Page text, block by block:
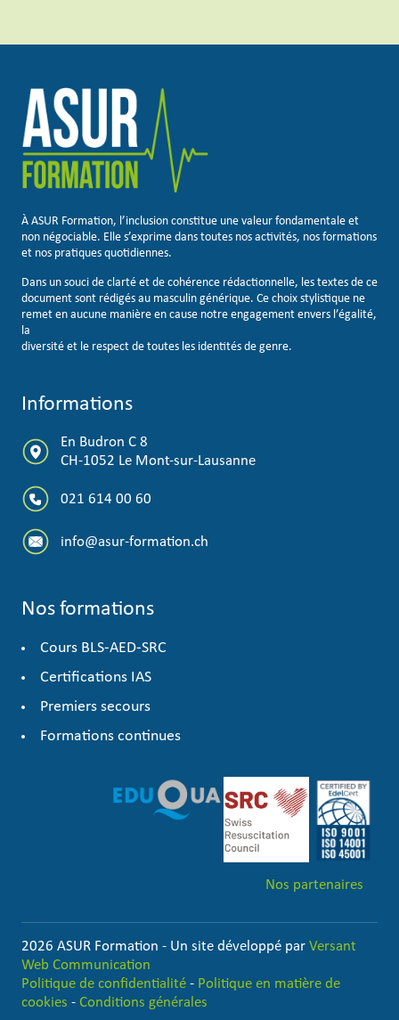
À ASUR Formation, l’inclusion constitue une valeur fondamentale et
non négociable. Elle s’exprime dans toutes nos activités, nos formations
et nos pratiques quotidiennes.
Dans un souci de clarté et de cohérence rédactionnelle, les textes de ce
document sont rédigés au masculin générique. Ce choix stylistique ne
remet en aucune manière en cause notre engagement envers l’égalité,
la
diversité et le respect de toutes les identités de genre.
Informations
En Budron C 8
CH-1052 Le Mont-sur-Lausanne
021 614 00 60
info@asur-formation.ch
Nos formations
Cours BLS-AED-SRC
Certifications IAS
Premiers secours
Formations continues
Nos partenaires
2026 ASUR Formation - Un site développé par Versant
Web Communication
Politique de confidentialité - Politique en matière de
cookies - Conditions générales